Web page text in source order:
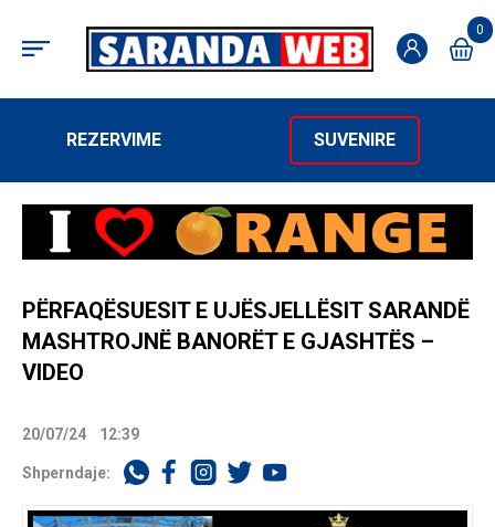
0
REZERVIME SUVENIRE
PËRFAQËSUESIT E UJËSJELLËSIT SARANDË
MASHTROJNË BANORËT E GJASHTËS –
VIDEO
20/07/24 12:39
Shperndaje: